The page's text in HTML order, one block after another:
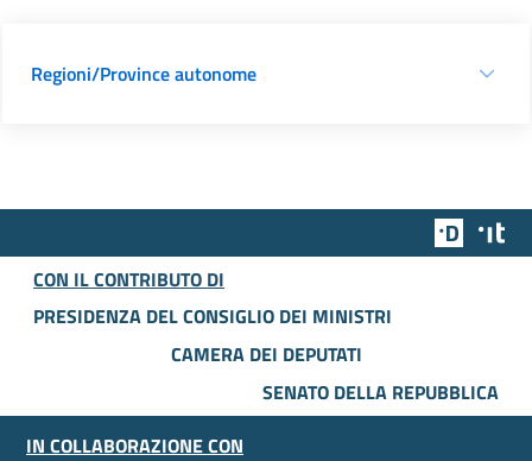
Regioni/Province autonome
Team
CON IL CONTRIBUTO DI
PRESIDENZA DEL CONSIGLIO DEI MINISTRI
CAMERA DEI DEPUTATI
SENATO DELLA REPUBBLICA
IN COLLABORAZIONE CON